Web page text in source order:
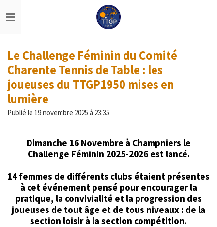
au
Le Challenge Féminin du Comité
Charente Tennis de Table : les
joueuses du TTGP1950 mises en
lumière
Publié le 19 novembre 2025 à 23:35
Dimanche 16 Novembre à Champniers le
Challenge Féminin 2025-2026 est lancé.
14 femmes de différents clubs étaient présentes
à cet événement pensé pour encourager la
pratique, la convivialité et la progression des
joueuses de tout âge et de tous niveaux : de la
section loisir à la section compétition.